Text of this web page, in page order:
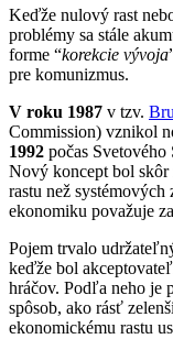
Keďže nulový rast
problémy sa stále
forme “korekcie vývoja
pre komunizmus.
V roku 1987 v tzv.
Commission) vznikol
1992 počas
Nový koncept bol skôr
rastu než
ekonomiku považuje
Pojem trvalo
keďže bol
hráčov. Podľa neho je
spôsob, ako rásť
ekonomickému rastu